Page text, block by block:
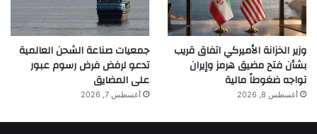
وزير الخزانة الأميركي اتفاق قريب
بشأن فتح مضيق هرمز وإيران
تواجه ضغوطاً مالية
أغسطس 8, 2026
جمعيات صناعة الشحن العالمية
تدعو لرفض فرض رسوم عبور
على المضايق
أغسطس 7, 2026